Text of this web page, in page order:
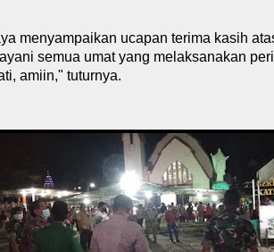
menyampaikan ucapan terima kasih
semua umat yang melaksanakan
amiin," tuturnya.